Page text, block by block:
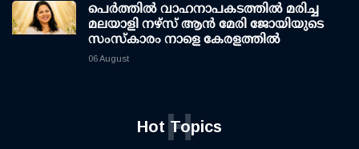
പെർത്തിൽ വാഹനാപകടത്തിൽ മരിച്ച
മലയാളി നഴ്സ് ആൻ മേരി ജോയിയുടെ
സംസ്കാരം നാളെ കേരളത്തിൽ
06 August
Hot Topics
H